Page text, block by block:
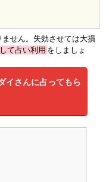
せん。失効させては大損
て占い利用 をしましょ
イさんに占ってもら